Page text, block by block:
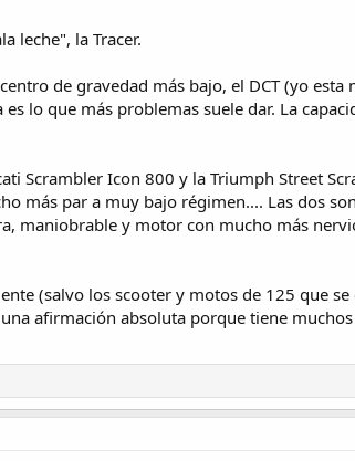
leche", la Tracer.
de gravedad más bajo, el DCT (yo esta
lo que más problemas suele dar. La
Scrambler Icon 800 y la Triumph Street
más par a muy bajo régimen.... Las dos
maniobrable y motor con mucho más
(salvo los scooter y motos de 125 que
afirmación absoluta porque tiene